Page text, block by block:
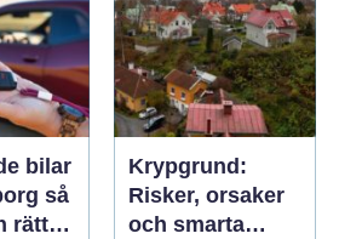
bilar
så
rätt
Krypgrund:
Risker, orsaker
och smarta